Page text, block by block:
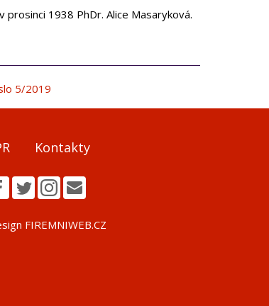
1938 PhDr. Alice Masaryková.
5/2019
Kontakty
FIREMNIWEB.CZ